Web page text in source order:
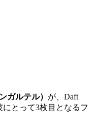
ガルテル） が、Daft
とって3枚目となるフ